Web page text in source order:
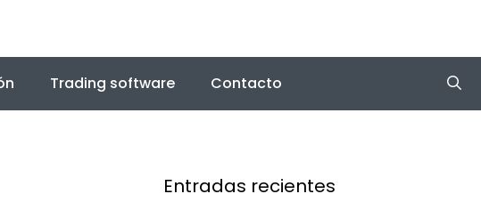
Trading software Contacto
Entradas recientes